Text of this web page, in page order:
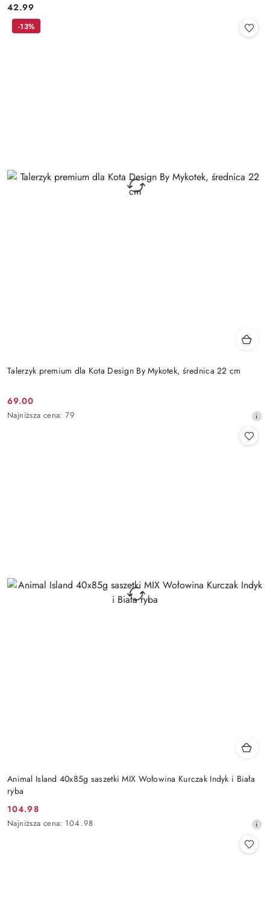
Cena:
42.99
Talerzyk premium dla Kota Design By Mykotek, średnica 22 cm
Cena
promocyjna:
69.00
Najniższa
Najniższa cena: 79
-13%
Animal Island 40x85g saszetki MIX Wołowina Kurczak Indyk i Biała
ryba
Cena
promocyjna:
104.98
Najniższa
Najniższa cena: 104.98